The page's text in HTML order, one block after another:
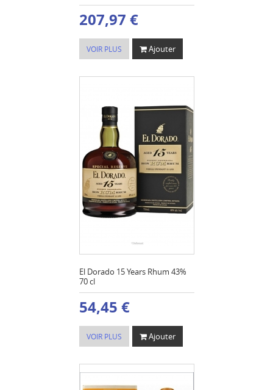
207,97 €
VOIR PLUS Ajouter
El Dorado 15 Years Rhum 43%
70 cl
54,45 €
VOIR PLUS Ajouter